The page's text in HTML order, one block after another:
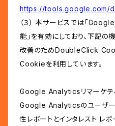
https://tools.google.com/
（３） 本サービスでは「
能」を有効にしており、下記の
改善のためDoubleClick
Cookieを利用しています。
Google Analyticsリマーケテ
Google Analyticsのユーザー
性レポートとインタレスト レポ